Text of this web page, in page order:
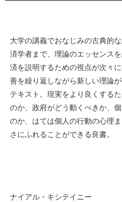
大学の講義でおなじみの古典的
済学者まで、理論のエッセンス
済を説明するための視点が次々
善を繰り返しながら新しい理論
テキスト。現実をより良くする
のか、政府がどう動くべきか、
のか、はては個人の行動の心理
さにふれることができる良書。
ナイアル・キシテイニー